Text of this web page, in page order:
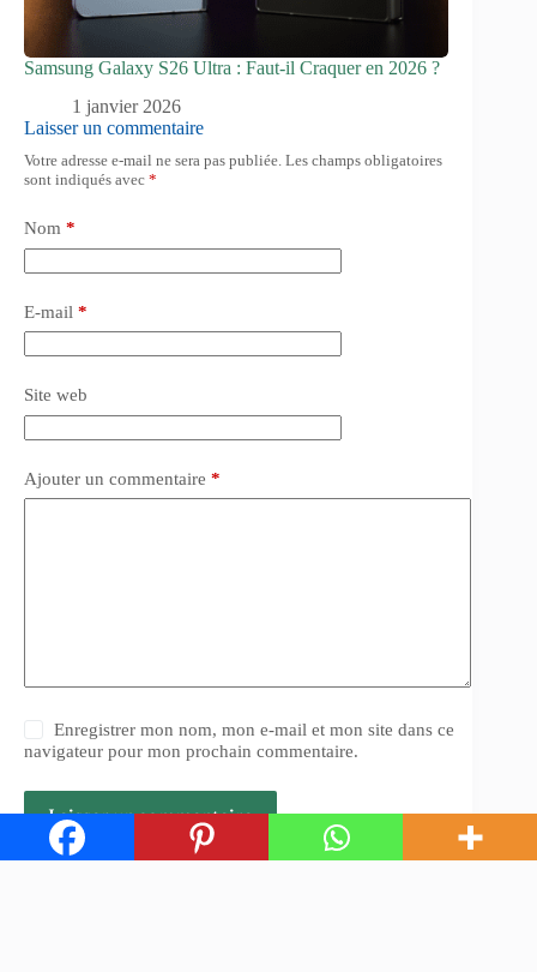
Samsung Galaxy S26 Ultra : Faut-il Craquer en 2026 ?
1 janvier 2026
Laisser un commentaire
Votre adresse e-mail ne sera pas publiée. Les champs obligatoires
sont indiqués avec *
Nom *
E-mail *
Site web
Ajouter un commentaire *
Enregistrer mon nom, mon e-mail et mon site dans ce
navigateur pour mon prochain commentaire.
Laisser un commentaire